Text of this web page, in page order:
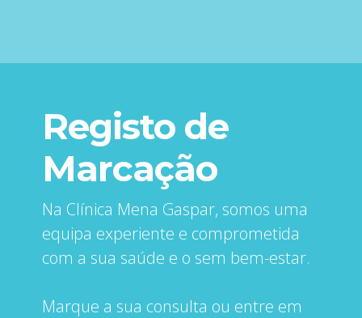
Registo de
Marcação
Na Clínica ‍Mena Gaspar, somos uma
equipa experiente e comprometida
com a sua saúde e o sem bem-estar.
Marque a sua consulta ou entre em